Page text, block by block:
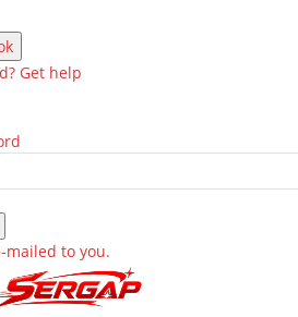
Get help
mailed to you.